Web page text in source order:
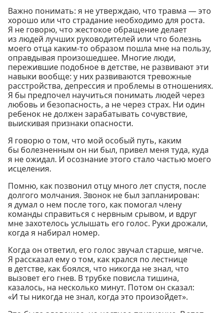
Важно понимать: я не утверждаю, что травма — это
хорошо или что страдание необходимо для роста.
Я не говорю, что жестокое обращение делает
из людей лучших руководителей или что болезнь
моего отца каким-то образом пошла мне на пользу,
оправдывая произошедшее. Многие люди,
пережившие подобное в детстве, не развивают эти
навыки вообще: у них развиваются тревожные
расстройства, депрессия и проблемы в отношениях.
Я бы предпочел научиться понимать людей через
любовь и безопасность, а не через страх. Ни один
ребенок не должен зарабатывать сочувствие,
выискивая признаки опасности.
Я говорю о том, что мой особый путь, каким
бы болезненным он ни был, привел меня туда, куда
я не ожидал. И осознание этого стало частью моего
исцеления.
Помню, как позвонил отцу много лет спустя, после
долгого молчания. Звонок не был запланирован:
я думал о нем после того, как помогал члену
команды справиться с нервным срывом, и вдруг
мне захотелось услышать его голос. Руки дрожали,
когда я набирал номер.
Когда он ответил, его голос звучал старше, мягче.
Я рассказал ему о том, как крался по лестнице
в детстве, как боялся, что никогда не знал, что
вызовет его гнев. В трубке повисла тишина,
казалось, на несколько минут. Потом он сказал:
«И ты никогда не знал, когда это произойдет».